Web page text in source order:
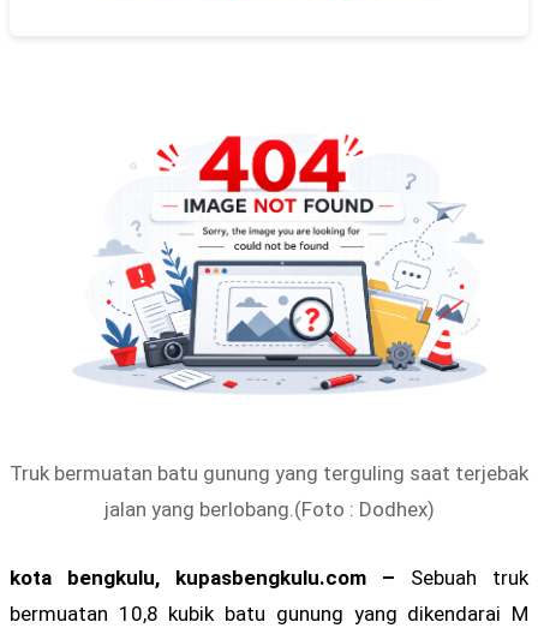
Truk bermuatan batu gunung yang terguling saat terjebak
jalan yang berlobang.(Foto : Dodhex)
kota bengkulu, kupasbengkulu.com – Sebuah truk
bermuatan 10,8 kubik batu gunung yang dikendarai M